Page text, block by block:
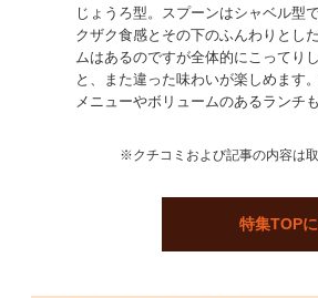
じょうろ型。スプーンはシャベル型
クザク食感とその下のふんわりとし
ムはあるのですが全体的にこってり
と、また違った味わいが楽しめます
メニューやボリュームのあるランチ
※クチコミおよび記事の内容は
特集TOP